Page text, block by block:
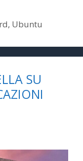
, Ubuntu
SU